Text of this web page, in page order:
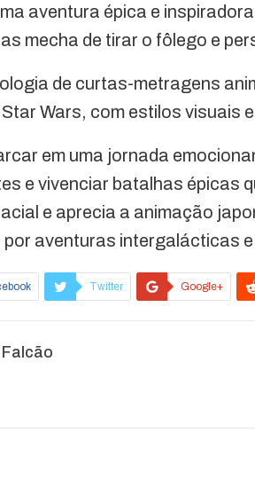
aventura épica e
mecha de tirar o fôlego e
de curtas-metragens
Wars, com estilos visuais
em uma jornada
e vivenciar batalhas épicas
e aprecia a animação
aventuras intergalácticas
Twitter Google+